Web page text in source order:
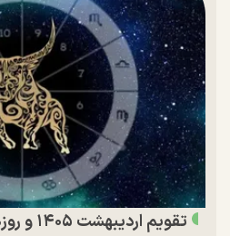
تقویم اردیبهشت ۱۴۰۵ و روز‌های تعطیل این ماه